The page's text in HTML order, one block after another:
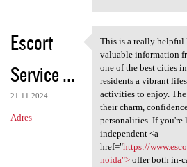
Escort
Service ...
21.11.2024
Adres
This is a really
This is a really
valuable information
one of the best cities
residents a vibrant
activities to enjoy.
their charm,
personalities. If
independent <a
href="https://
noida">offer both in-